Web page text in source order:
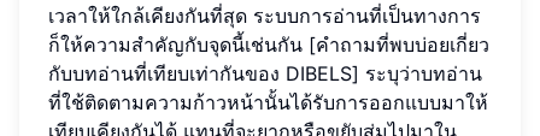
เวลาให้ใกล้เคียงกันที่สุด ระบบการอ่านที่เป็นทางการ
ก็ให้ความสำคัญกับจุดนี้เช่นกัน [คำถามที่พบบ่อยเกี่ยว
กับบทอ่านที่เทียบเท่ากันของ DIBELS] ระบุว่าบทอ่าน
ที่ใช้ติดตามความก้าวหน้านั้นได้รับการออกแบบมาให้
เทียบเคียงกันได้ แทนที่จะยากหรือขยับสุ่มไปมาใน